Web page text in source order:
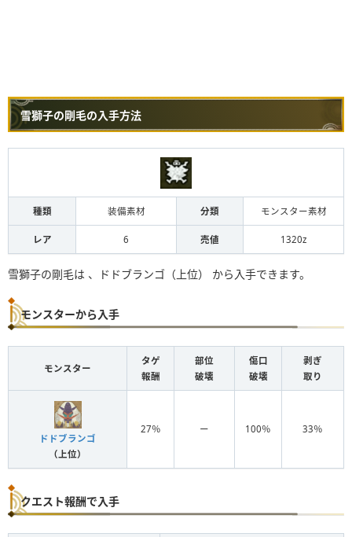
雪獅子の剛毛の入手方法
種類 装備素材 分類 モンスター素材
レア 6 売値 1320z
雪獅子の剛毛は 、ドドブランゴ（上位） から入手できます。
モンスターから入手
モンスター
タゲ
報酬
部位
破壊
傷口
破壊
剥ぎ
取り
ドドブランゴ
（上位）
27％ ー 100％ 33％
クエスト報酬で入手